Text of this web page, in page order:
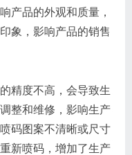
产品的外观和质量，
象，影响产品的销售
精度不高，会导致生
整和维修，影响生产
码图案不清晰或尺寸
新喷码，增加了生产